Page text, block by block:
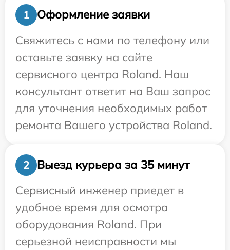
1
Оформление заявки
Свяжитесь с нами по телефону или
оставьте заявку на сайте
сервисного центра Roland. Наш
консультант ответит на Ваш запрос
для уточнения необходимых работ
ремонта Вашего устройства Roland.
2
Выезд курьера за 35 минут
Сервисный инженер приедет в
удобное время для осмотра
оборудования Roland. При
серьезной неисправности мы